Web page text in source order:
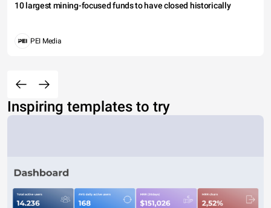
10 largest mining-focused funds to have closed historically
PEI Media
Inspiring templates to try